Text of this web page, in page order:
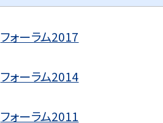
フォーラム2017
フォーラム2014
フォーラム2011